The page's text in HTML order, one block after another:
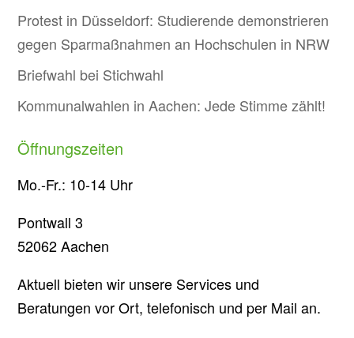
Protest in Düsseldorf: Studierende demonstrieren
gegen Sparmaßnahmen an Hochschulen in NRW
Briefwahl bei Stichwahl
Kommunalwahlen in Aachen: Jede Stimme zählt!
Öffnungszeiten
Mo.-Fr.: 10-14 Uhr
Pontwall 3
52062 Aachen
Aktuell bieten wir unsere Services und
Beratungen vor Ort, telefonisch und per Mail an.